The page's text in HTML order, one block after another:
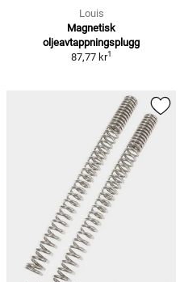
Louis
Magnetisk
oljeavtappningsplugg
87,77 kr1